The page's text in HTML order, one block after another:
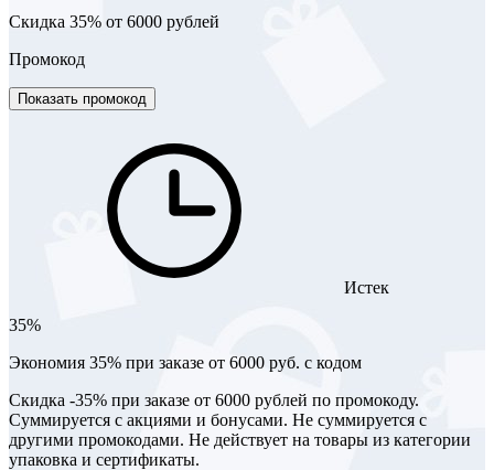
Скидка 35% от 6000 рублей
Промокод
Показать промокод
Истек
35%
Экономия 35% при заказе от 6000 руб. с кодом
Скидка -35% при заказе от 6000 рублей по промокоду.
Суммируется с акциями и бонусами. Не суммируется с
другими промокодами. Не действует на товары из категории
упаковка и сертификаты.